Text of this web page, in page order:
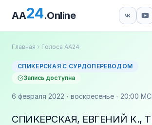
AA24.Online
Главная Голоса АА24
СПИКЕРСКАЯ С СУРДОПЕРЕВОДОМ
Запись доступна
6 февраля 2022 · воскресенье · 20:00
СПИКЕРСКАЯ, ЕВГЕНИЙ К.,